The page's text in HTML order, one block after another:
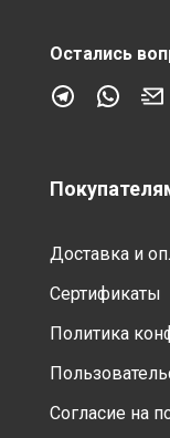
Остались
Доставка и
Сертификаты
Политика
Согласие на